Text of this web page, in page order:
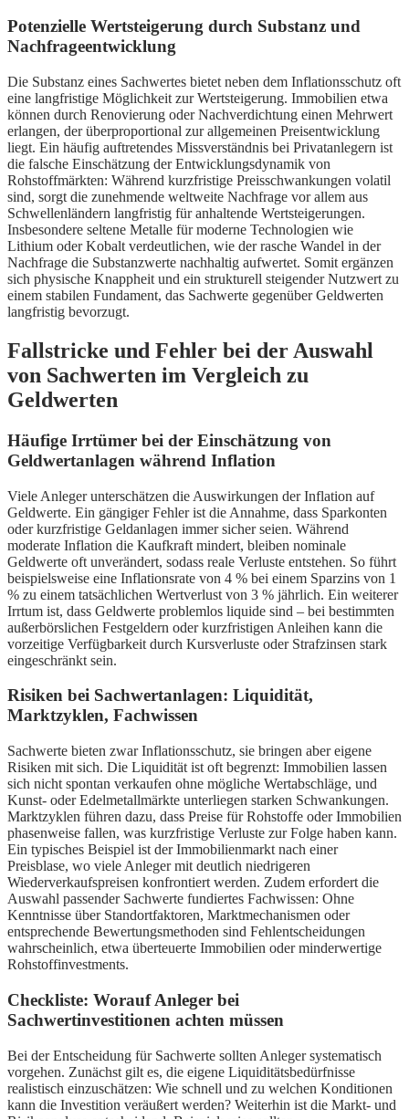
Potenzielle Wertsteigerung durch Substanz und
Nachfrageentwicklung
Die Substanz eines Sachwertes bietet neben dem Inflationsschutz oft
eine langfristige Möglichkeit zur Wertsteigerung. Immobilien etwa
können durch Renovierung oder Nachverdichtung einen Mehrwert
erlangen, der überproportional zur allgemeinen Preisentwicklung
liegt. Ein häufig auftretendes Missverständnis bei Privatanlegern ist
die falsche Einschätzung der Entwicklungsdynamik von
Rohstoffmärkten: Während kurzfristige Preisschwankungen volatil
sind, sorgt die zunehmende weltweite Nachfrage vor allem aus
Schwellenländern langfristig für anhaltende Wertsteigerungen.
Insbesondere seltene Metalle für moderne Technologien wie
Lithium oder Kobalt verdeutlichen, wie der rasche Wandel in der
Nachfrage die Substanzwerte nachhaltig aufwertet. Somit ergänzen
sich physische Knappheit und ein strukturell steigender Nutzwert zu
einem stabilen Fundament, das Sachwerte gegenüber Geldwerten
langfristig bevorzugt.
Fallstricke und Fehler bei der Auswahl
von Sachwerten im Vergleich zu
Geldwerten
Häufige Irrtümer bei der Einschätzung von
Geldwertanlagen während Inflation
Viele Anleger unterschätzen die Auswirkungen der Inflation auf
Geldwerte. Ein gängiger Fehler ist die Annahme, dass Sparkonten
oder kurzfristige Geldanlagen immer sicher seien. Während
moderate Inflation die Kaufkraft mindert, bleiben nominale
Geldwerte oft unverändert, sodass reale Verluste entstehen. So führt
beispielsweise eine Inflationsrate von 4 % bei einem Sparzins von 1
% zu einem tatsächlichen Wertverlust von 3 % jährlich. Ein weiterer
Irrtum ist, dass Geldwerte problemlos liquide sind – bei bestimmten
außerbörslichen Festgeldern oder kurzfristigen Anleihen kann die
vorzeitige Verfügbarkeit durch Kursverluste oder Strafzinsen stark
eingeschränkt sein.
Risiken bei Sachwertanlagen: Liquidität,
Marktzyklen, Fachwissen
Sachwerte bieten zwar Inflationsschutz, sie bringen aber eigene
Risiken mit sich. Die Liquidität ist oft begrenzt: Immobilien lassen
sich nicht spontan verkaufen ohne mögliche Wertabschläge, und
Kunst- oder Edelmetallmärkte unterliegen starken Schwankungen.
Marktzyklen führen dazu, dass Preise für Rohstoffe oder Immobilien
phasenweise fallen, was kurzfristige Verluste zur Folge haben kann.
Ein typisches Beispiel ist der Immobilienmarkt nach einer
Preisblase, wo viele Anleger mit deutlich niedrigeren
Wiederverkaufspreisen konfrontiert werden. Zudem erfordert die
Auswahl passender Sachwerte fundiertes Fachwissen: Ohne
Kenntnisse über Standortfaktoren, Marktmechanismen oder
entsprechende Bewertungsmethoden sind Fehlentscheidungen
wahrscheinlich, etwa überteuerte Immobilien oder minderwertige
Rohstoffinvestments.
Checkliste: Worauf Anleger bei
Sachwertinvestitionen achten müssen
Bei der Entscheidung für Sachwerte sollten Anleger systematisch
vorgehen. Zunächst gilt es, die eigene Liquiditätsbedürfnisse
realistisch einzuschätzen: Wie schnell und zu welchen Konditionen
kann die Investition veräußert werden? Weiterhin ist die Markt- und